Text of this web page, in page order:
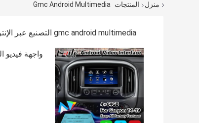
منزل المنتجات Gmc Android Multimedia
gmc android multimedia التصنيع عبر الإنترنت